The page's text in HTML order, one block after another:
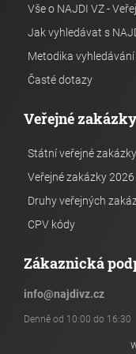
Vše o NAJDI VZ -
Jak vyhledávat s
Metodika
Časté dotazy
Veřejné zakázky
Státní veřejné zakázky
Veřejné zakázky 2026
Druhy veřejných
CPV kódy
Zákaznická
info@najdivz.cz
Denně od 10:00 do 16:30